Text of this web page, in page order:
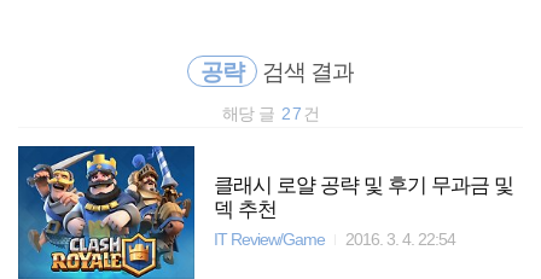
가
공략 검색 결과
해당 글 27 건
클래시 로얄 공략 및 후기 무과금 및
덱 추천
IT Review/Game 2016. 3. 4. 22:54